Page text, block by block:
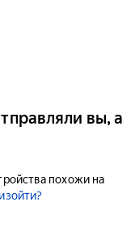
вы, а
похожи на